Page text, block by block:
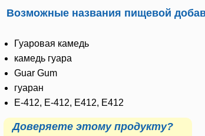
Возможные названия пищевой
Гуаровая камедь
камедь гуара
Guar Gum
гуаран
E-412, Е-412, Е412, E412
Доверяете этому продукту?